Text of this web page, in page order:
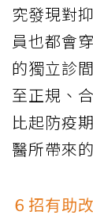
究發現對
員也都會
的獨立診
至正規、
比起防疫
醫所帶來
６招有助